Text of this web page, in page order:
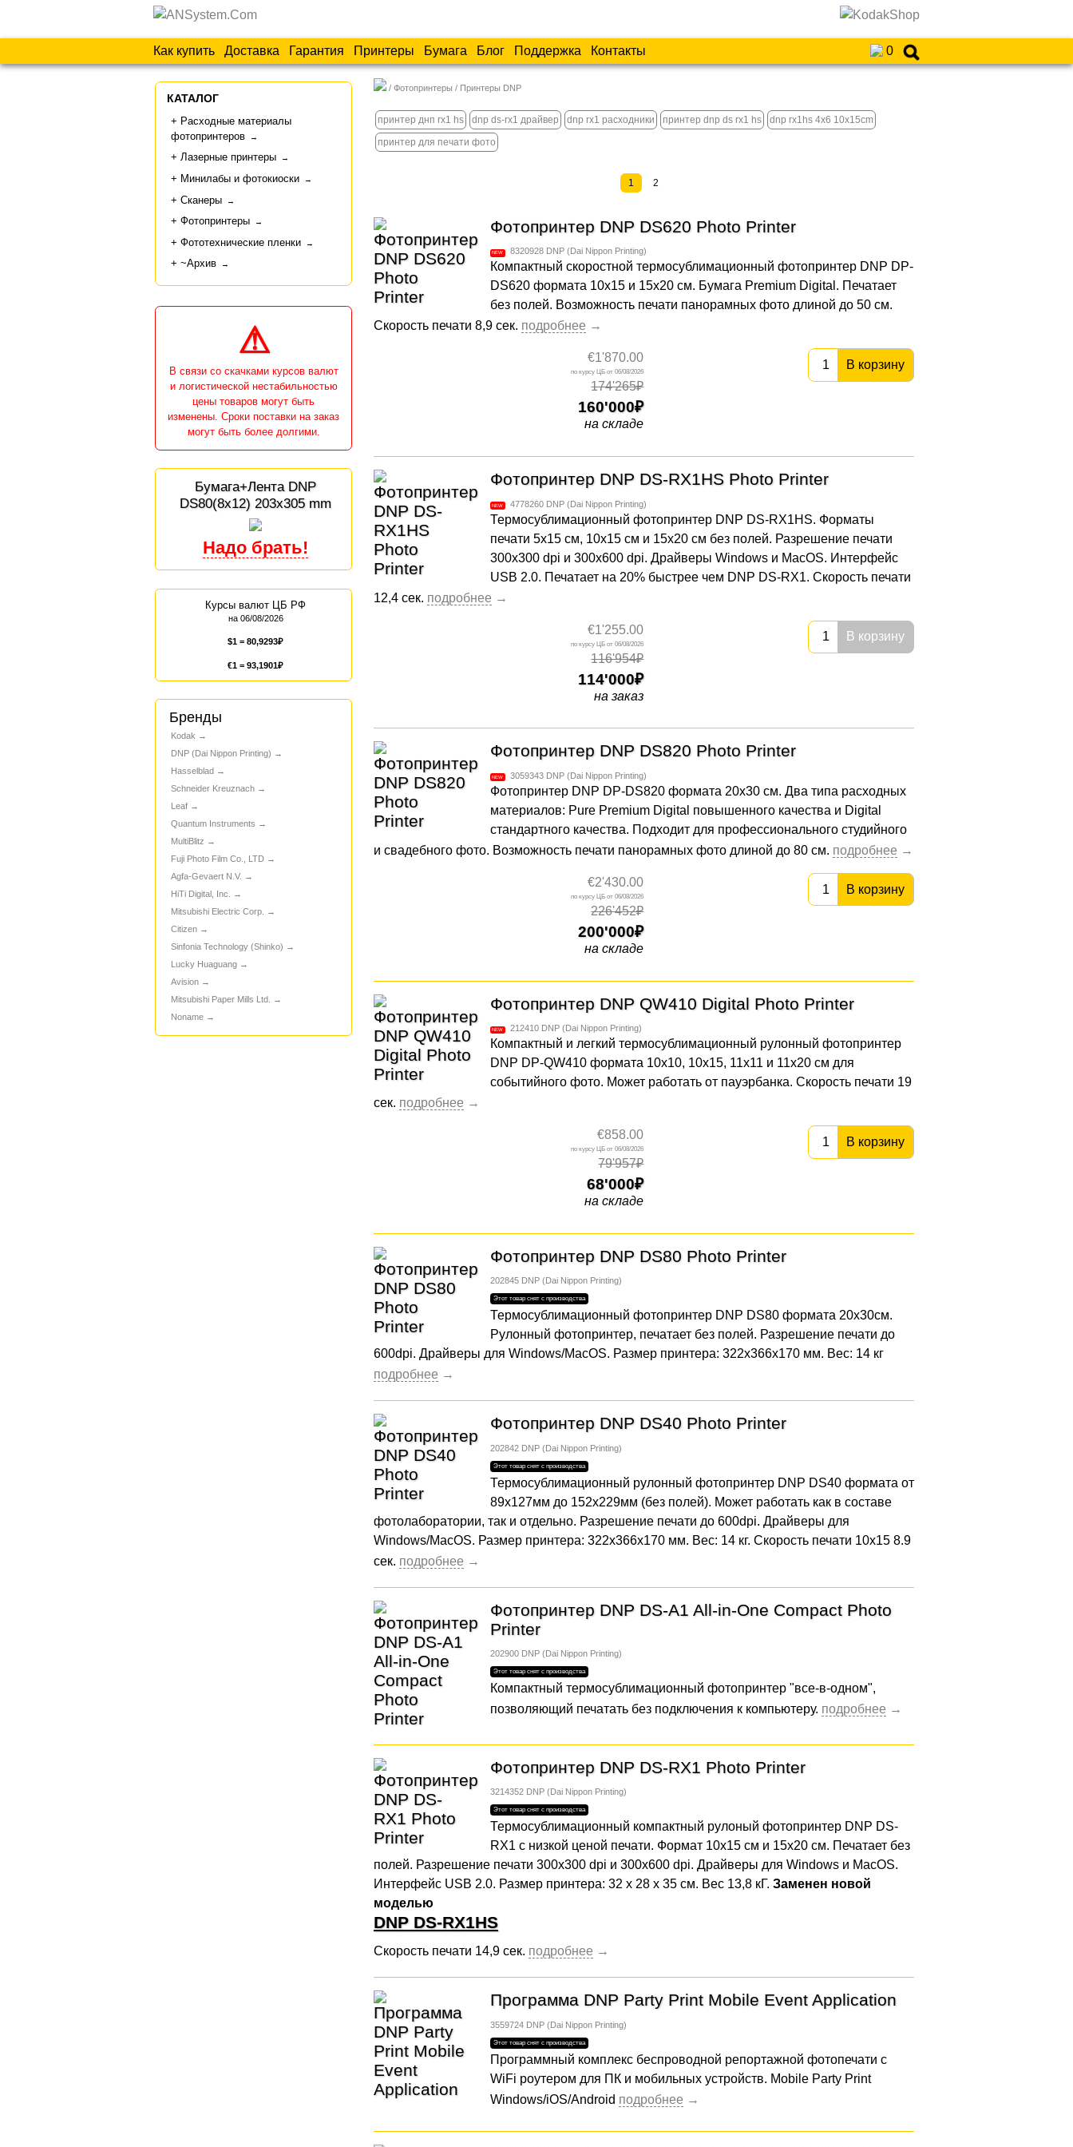
Как купить Доставка Гарантия Принтеры Бумага Блог Поддержка Контакты 0
Фотопринтеры Принтеры DNP
принтер днп rx1 hs dnp ds-rx1 драйвер dnp rx1 расходники принтер dnp ds rx1 hs
dnp rx1hs 4x6 10x15cm
принтер для печати фото
1 2
Фотопринтер DNP DS620 Photo Printer
8320928DNP (Dai Nippon Printing)
Компактный скоростной термосублимационный фотопринтер DNP DP-
DS620 формата 10х15 и 15х20 см. Бумага Premium Digital. Печатает
без полей. Возможность печати панорамных фото длиной до 50 см.
Скорость печати 8,9 сек.
€1'870.00
06/08/2026
174'265₽
160'000
на складе
В корзину
Фотопринтер DNP DS-RX1HS Photo Printer
4778260DNP (Dai Nippon Printing)
Термосублимационный фотопринтер DNP DS-RX1HS. Форматы
печати 5х15 см, 10x15 см и 15х20 см без полей. Разрешение печати
300x300 dpi и 300x600 dpi. Драйверы Windows и MacOS. Интерфейс
USB 2.0. Печатает на 20% быстрее чем DNP DS-RX1. Скорость печати
12,4 сек.
€1'255.00
06/08/2026
116'954₽
114'000
на заказ
В корзину
Фотопринтер DNP DS820 Photo Printer
3059343DNP (Dai Nippon Printing)
Фотопринтер DNP DP-DS820 формата 20х30 см. Два типа расходных
материалов: Pure Premium Digital повышенного качества и Digital
стандартного качества. Подходит для профессионального студийного
и свадебного фото. Возможность печати панорамных фото длиной до 80 см.
€2'430.00
06/08/2026
226'452₽
200'000
на складе
В корзину
Фотопринтер DNP QW410 Digital Photo Printer
212410DNP (Dai Nippon Printing)
Компактный и легкий термосублимационный рулонный фотопринтер
DNP DP-QW410 формата 10х10, 10х15, 11x11 и 11х20 см для
событийного фото. Может работать от пауэрбанка. Скорость печати 19
сек.
€858.00
06/08/2026
79'957₽
68'000
на складе
В корзину
Фотопринтер DNP DS80 Photo Printer
202845DNP (Dai Nippon Printing)
Термосублимационный фотопринтер DNP DS80 формата 20x30см.
Рулонный фотопринтер, печатает без полей. Разрешение печати до
600dpi. Драйверы для Windows/MacOS. Размер принтера: 322x366x170 мм. Вес: 14 кг
Фотопринтер DNP DS40 Photo Printer
202842DNP (Dai Nippon Printing)
Термосублимационный рулонный фотопринтер DNP DS40 формата от
89x127мм до 152x229мм (без полей). Может работать как в составе
фотолаборатории, так и отдельно. Разрешение печати до 600dpi. Драйверы для
Windows/MacOS. Размер принтера: 322x366x170 мм. Вес: 14 кг. Скорость печати 10x15 8.9
сек.
Фотопринтер DNP DS-A1 All-in-One Compact Photo
Printer
202900DNP (Dai Nippon Printing)
Компактный термосублимационный фотопринтер "все-в-одном",
позволяющий печатать без подключения к компьютеру.
Фотопринтер DNP DS-RX1 Photo Printer
3214352DNP (Dai Nippon Printing)
Термосублимационный компактный рулоный фотопринтер DNP DS-
RX1 с низкой ценой печати. Формат 10x15 см и 15х20 см. Печатает без
полей. Разрешение печати 300x300 dpi и 300x600 dpi. Драйверы для Windows и MacOS.
Интерфейс USB 2.0. Размер принтера: 32 x 28 x 35 см. Вес 13,8 кГ. Заменен новой
моделью
DNP DS-RX1HS
Скорость печати 14,9 сек.
Программа DNP Party Print Mobile Event Application
3559724DNP (Dai Nippon Printing)
Программный комплекс беспроводной репортажной фотопечати с
WiFi роутером для ПК и мобильных устройств. Mobile Party Print
Windows/iOS/Android
КАТАЛОГ
Расходные материалы
фотопринтеров
→
Лазерные принтеры →
Минилабы и фотокиоски →
Сканеры →
Фотопринтеры →
Фототехнические пленки →
~Архив →
⚠
В связи со скачками курсов валют
и логистической нестабильностью
цены товаров могут быть
изменены. Сроки поставки на заказ
могут быть более долгими.
Бумага+Лента DNP
DS80(8x12) 203x305 mm
Курсы валют ЦБ РФ
на 06/08/2026
$1 =80,9293
€1 =93,1901
Бренды
Kodak
DNP (Dai Nippon Printing)
Hasselblad
Schneider Kreuznach
Leaf
Quantum Instruments
MultiBlitz
Fuji Photo Film Co., LTD
Agfa-Gevaert N.V.
HiTi Digital, Inc.
Mitsubishi Electric Corp.
Citizen
Sinfonia Technology (Shinko)
Lucky Huaguang
Avision
Mitsubishi Paper Mills Ltd.
Noname